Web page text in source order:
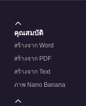
คุณสมบัติ
สร้างจาก Word
สร้างจาก PDF
สร้างจาก Text
ภาพ Nano Banana